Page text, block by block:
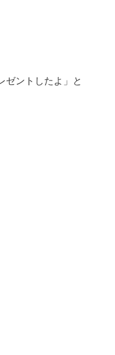
ゼントしたよ」と